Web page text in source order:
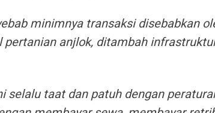
minimnya transaksi disebabkan
pertanian anjlok, ditambah
selalu taat dan patuh dengan